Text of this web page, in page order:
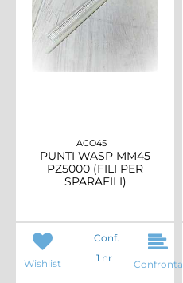
ACO45
PUNTI WASP MM45
PZ5000 (FILI PER
SPARAFILI)
Wishlist
Conf.
1 nr
Confronta